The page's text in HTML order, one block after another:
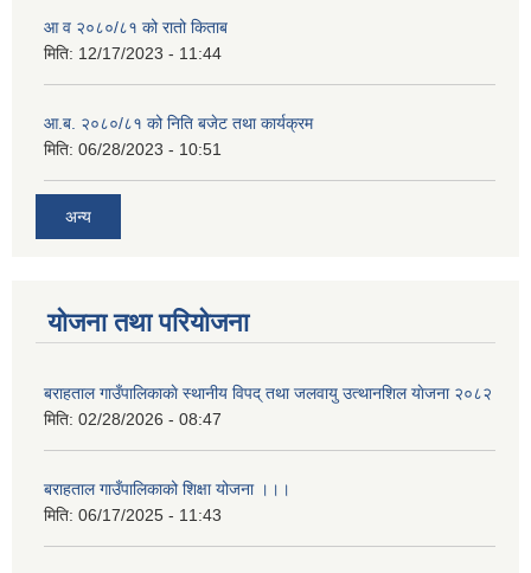
आ व २०८०/८१ को रातो किताब
मिति: 12/17/2023 - 11:44
आ.ब. २०८०/८१ को निति बजेट तथा कार्यक्रम
मिति: 06/28/2023 - 10:51
अन्य
योजना तथा परियोजना
बराहताल गाउँपालिकाकाे स्थानीय विपद् तथा जलवायु उत्थानशिल याेजना २०८२
मिति: 02/28/2026 - 08:47
बराहताल गाउँपालिकाको शिक्षा योजना ।।।
मिति: 06/17/2025 - 11:43